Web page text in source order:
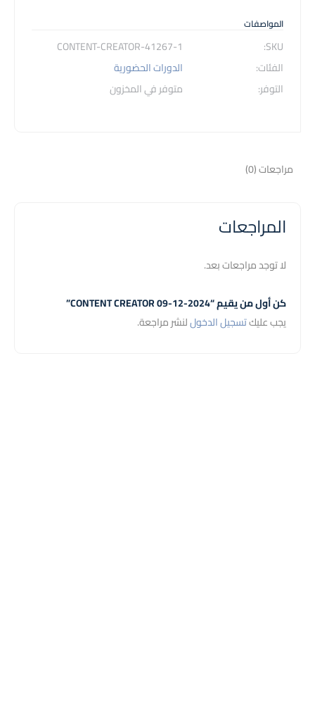
09-
12-
2024
المواصفات
SKU:
41267-1-CONTENT-CREATOR
الفئات:
الدورات الحضورية
التوفر:
متوفر في المخزون
مراجعات (0)
المراجعات
لا توجد مراجعات بعد.
كن أول من يقيم “CONTENT CREATOR 09-12-2024”
يجب عليكتسجيل الدخوللنشر مراجعة.